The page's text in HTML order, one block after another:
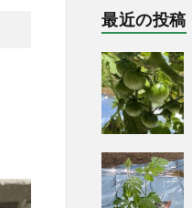
最近の投稿